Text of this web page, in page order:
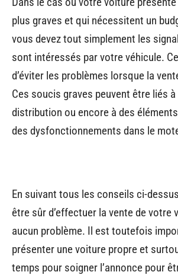
plus graves et qui nécessitent un
vous devez tout simplement les
sont intéressés par votre véhicule.
d’éviter les problèmes lorsque la
Ces soucis graves peuvent être liés
distribution ou encore à des
des dysfonctionnements dans le
En suivant tous les conseils ci-
être sûr d’effectuer la vente de votre
aucun problème. Il est toutefois
présenter une voiture propre et
temps pour soigner l’annonce pour